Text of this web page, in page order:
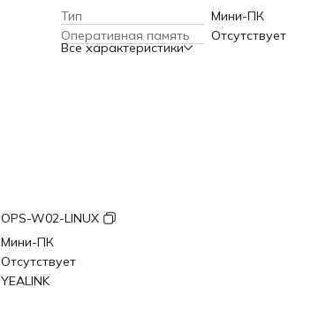
Тип
Мини-ПК
Оперативная память
Отсутствует
Все характеристики
OPS-W02-LINUX
Мини-ПК
Отсутствует
YEALINK